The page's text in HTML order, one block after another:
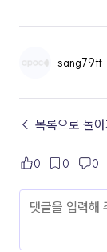
sang79tt
← 목록으로 돌아
0 0 0